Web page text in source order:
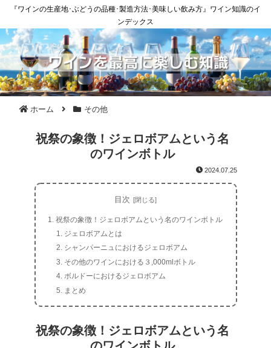
『ワインの生産地･ぶどうの品種･製造方法･美味しい飲み方』ワイン知識のイ
ンデックス
ホーム その他
祝祭の象徴！ジェロボアムという名
のワインボトル
2024.07.25
目次
祝祭の象徴！ジェロボアムという名のワインボトル
ジェロボアムとは
シャンパーニュにおけるジェロボアム
その他のワインにおける３,000mlボトル
ボルドーにおけるジェロボアム
まとめ
祝祭の象徴！ジェロボアムという名
のワインボトル